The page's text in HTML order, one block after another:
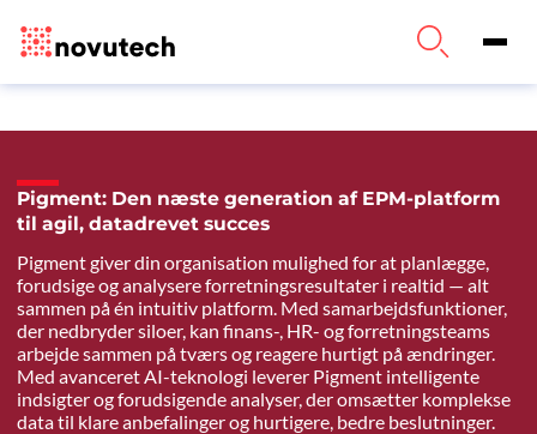
Pigment: Den næste generation af EPM-platform
til agil, datadrevet succes
Pigment giver din organisation mulighed for at planlægge,
forudsige og analysere forretningsresultater i realtid — alt
sammen på én intuitiv platform. Med samarbejdsfunktioner,
der nedbryder siloer, kan finans-, HR- og forretningsteams
arbejde sammen på tværs og reagere hurtigt på ændringer.
Med avanceret AI-teknologi leverer Pigment intelligente
indsigter og forudsigende analyser, der omsætter komplekse
data til klare anbefalinger og hurtigere, bedre beslutninger.